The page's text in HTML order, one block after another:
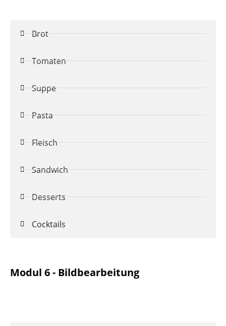
Brot
Tomaten
Suppe
Pasta
Fleisch
Sandwich
Desserts
Cocktails
Modul 6 - Bildbearbeitung